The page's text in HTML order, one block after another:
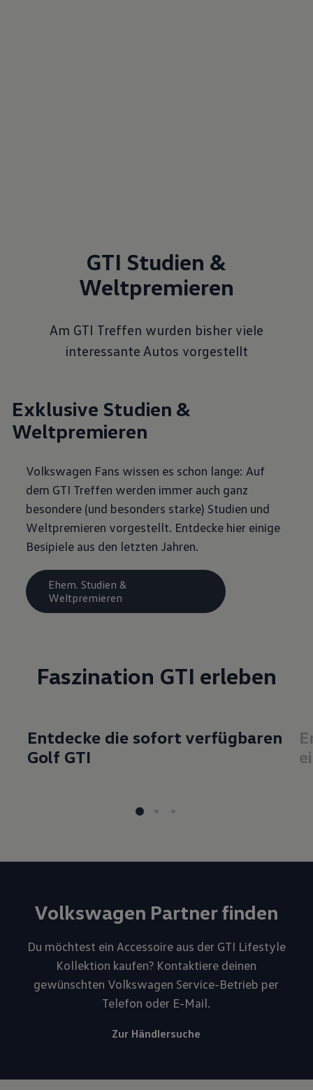
GTI Studien &
Weltpremieren
Am GTI Treffen wurden bisher viele
interessante Autos vorgestellt
Exklusive Studien &
Weltpremieren
Volkswagen Fans wissen es schon lange: Auf
dem GTI Treffen werden immer auch ganz
besondere (und besonders starke) Studien und
Weltpremieren vorgestellt. Entdecke hier einige
Besipiele aus den letzten Jahren.
Ehem. Studien &
Weltpremieren
Faszination GTI erleben
Entdecke die sofort verfügbaren
Golf GTI
Volkswagen Partner finden
Du möchtest ein Accessoire aus der GTI Lifestyle
Kollektion kaufen? Kontaktiere deinen
gewünschten Volkswagen Service-Betrieb per
Telefon oder E-Mail.
Zur Händlersuche